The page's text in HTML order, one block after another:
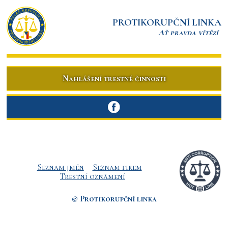
PROTIKORUPČNÍ LINKA
Ať pravda vítězí
Nahlášení trestné činnosti
Seznam jmén
Seznam firem
Trestní oznámení
© Protikorupční linka